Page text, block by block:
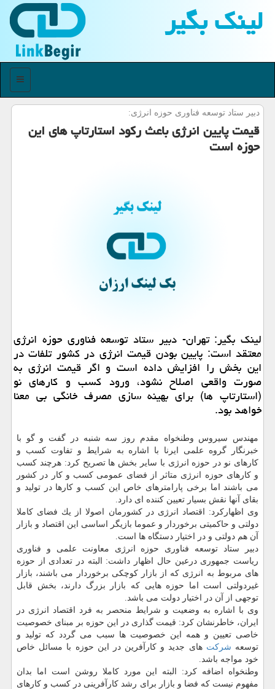
لینك بگیر
منو
دبیر ستاد توسعه فناوری حوزه انرژی:
قیمت پایین انرژی باعث ركود استارتاپ های این
حوزه است
لینك بگیر: تهران- دبیر ستاد توسعه فناوری حوزه انرژی
معتقد است: پایین بودن قیمت انرژی در كشور تلفات در
این بخش را افزایش داده است و اگر قیمت انرژی به
صورت واقعی اصلاح نشود، ورود كسب و كارهای نو
(استارتاپ ها) برای بهینه سازی مصرف خانگی بی معنا
خواهد بود.
مهندس سیروس وطنخواه مقدم روز سه شنبه در گفت و گو با
خبرنگار گروه علمی ایرنا با اشاره به شرایط و تفاوت كسب و
كارهای نو در حوزه انرژی با سایر بخش ها تصریح كرد: هرچند كسب
و كارهای حوزه انرژی متاثر از فضای عمومی كسب و كار در كشور
می باشند اما برخی پارامترهای خاص این كسب و كارها در تولید و
بقای آنها نقش بسیار تعیین كننده ای دارد.
وی اظهاركرد: اقتصاد انرژی در كشورمان اصولا از یك فضای كاملا
دولتی و حاكمیتی برخوردار و عموما بازیگر اساسی این اقتصاد و بازار
آن هم دولتی و در اختیار دستگاه ها است.
دبیر ستاد توسعه فناوری حوزه انرژی معاونت علمی و فناوری
ریاست جمهوری درعین حال اظهار داشت: البته در تعدادی از حوزه
های مربوط به انرژی كه از بازار كوچكی برخوردار می باشند، بازار
غیردولتی است اما حوزه هایی كه بازار بزرگ دارند، بخش قابل
توجهی از آن در اختیار دولت می باشد.
وی با اشاره به وضعیت و شرایط منحصر به فرد اقتصاد انرژی در
ایران، خاطرنشان كرد: قیمت گذاری در این حوزه بر مبنای خصوصیت
خاصی تعیین و همه این خصوصیت ها سبب می گردد كه تولید و
توسعه شركت های جدید و كارآفرین در این حوزه با مسائل خاص
خود مواجه باشد.
وطنخواه اضافه كرد: البته این مورد كاملا روشن است اما بدان
مفهوم نیست كه فضا و بازار برای رشد كارآفرینی در كسب و كارهای